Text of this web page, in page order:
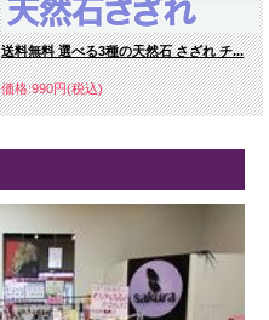
送料無料 選べる3種の天然石 さざれ チ...
価格:990円(税込)